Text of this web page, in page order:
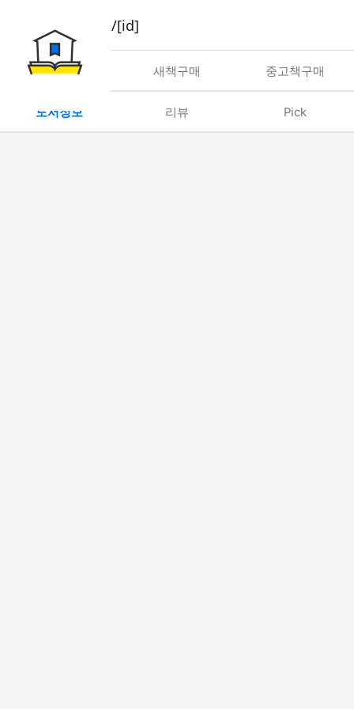
book/rent/[id]
대여 새책구매 중고책구매
도서정보 리뷰 Pick